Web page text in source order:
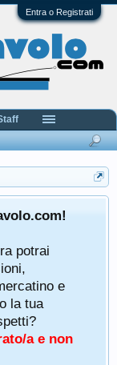
Entra o Registrati
potrai
e
la tua
a e non